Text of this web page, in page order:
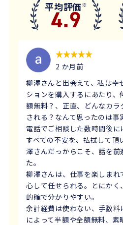
平均評価※
4.9
2 か月前
柳澤さんと出会えて、私は幸
ションを購入するにあたり、
額無料？、正直、どんなカ
される？なんて思ったのは事
電話でご相談した数時間後に
すべての不安を、払拭して頂
澤さんだっからこそ、話を前
た。
柳澤さんは、仕事を楽しま
心して任せられる。とにかく
的確で分かりやすい。
余計経費は使わない、手数
によって半額や全額無料、素